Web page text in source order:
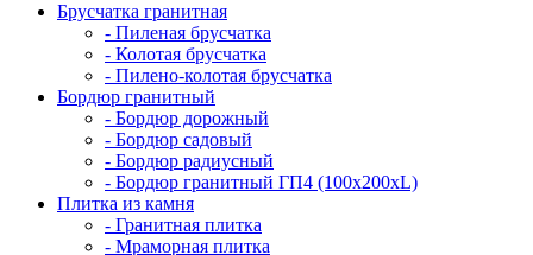
Брусчатка гранитная
- Пиленая брусчатка
- Колотая брусчатка
- Пилено-колотая брусчатка
Бордюр гранитный
- Бордюр дорожный
- Бордюр садовый
- Бордюр радиусный
- Бордюр гранитный ГП4 (100х200хL)
Плитка из камня
- Гранитная плитка
- Мраморная плитка